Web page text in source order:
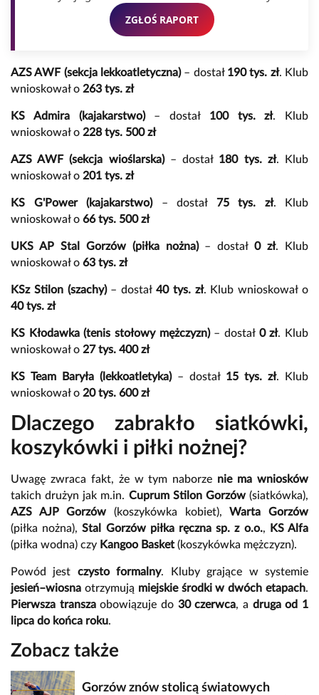
ZGŁOŚ RAPORT
AZS AWF (sekcja lekkoatletyczna)– dostał 190 tys. zł. Klub
wnioskował o 263 tys. zł
KS Admira (kajakarstwo)– dostał 100 tys. zł. Klub
wnioskował o 228 tys. 500 zł
AZS AWF (sekcja wioślarska)– dostał 180 tys. zł. Klub
wnioskował o 201 tys. zł
KS G'Power (kajakarstwo)– dostał 75 tys. zł. Klub
wnioskował o 66 tys. 500 zł
UKS AP Stal Gorzów (piłka nożna)– dostał0 zł. Klub
wnioskował o 63 tys. zł
KSz Stilon (szachy)– dostał40 tys. zł. Klub wnioskował o
40 tys. zł
KS Kłodawka (tenis stołowy mężczyzn)– dostał 0 zł. Klub
wnioskował o 27 tys. 400 zł
KS Team Baryła (lekkoatletyka)– dostał 15 tys. zł. Klub
wnioskował o 20 tys. 600 zł
Dlaczego zabrakło siatkówki,
koszykówki i piłki nożnej?
Uwagę zwraca fakt, że w tym naborze nie ma wniosków
takich drużyn jak m.in. Cuprum Stilon Gorzów(siatkówka),
AZS AJP Gorzów (koszykówka kobiet),Warta Gorzów
(piłka nożna),Stal Gorzów piłka ręczna sp. z o.o.,
KS Alfa
(piłka wodna) czy Kangoo Basket(koszykówka mężczyzn).
Powód jest czysto formalny. Kluby grające w systemie
jesień–wiosna otrzymują miejskie środki w dwóch etapach.
Pierwsza transzaobowiązuje do 30 czerwca, a druga od 1
lipca do końca roku.
Zobacz także
Gorzów znów stolicą światowych